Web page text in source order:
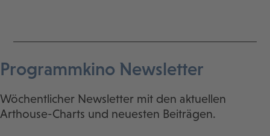
Programmkino Newsletter
Wöchentlicher Newsletter mit den aktuellen
Arthouse-Charts und neuesten Beiträgen.